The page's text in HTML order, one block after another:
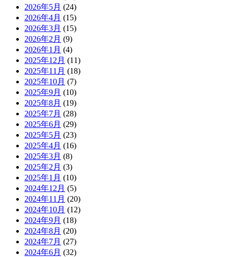
2026年5月 (24)
2026年4月 (15)
2026年3月 (15)
2026年2月 (9)
2026年1月 (4)
2025年12月 (11)
2025年11月 (18)
2025年10月 (7)
2025年9月 (10)
2025年8月 (19)
2025年7月 (28)
2025年6月 (29)
2025年5月 (23)
2025年4月 (16)
2025年3月 (8)
2025年2月 (3)
2025年1月 (10)
2024年12月 (5)
2024年11月 (20)
2024年10月 (12)
2024年9月 (18)
2024年8月 (20)
2024年7月 (27)
2024年6月 (32)